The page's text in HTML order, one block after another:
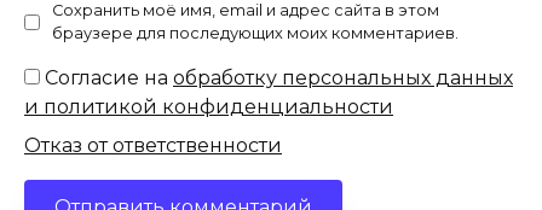
Сохранить моё имя, email и адрес сайта в этом
браузере для последующих моих комментариев.
Согласие на обработку персональных данных
и политикой конфиденциальности
Отказ от ответственности